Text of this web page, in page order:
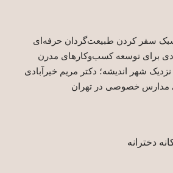
سبک سفر کردن طبیعت‌گردان حرفه‌ای
برای توسعه کسب‌وکارهای مدرن
نزدیک شهر اندیشه؛ دکتر مریم خیرآبادی
مدارس خصوصی در تهران
دخترانه